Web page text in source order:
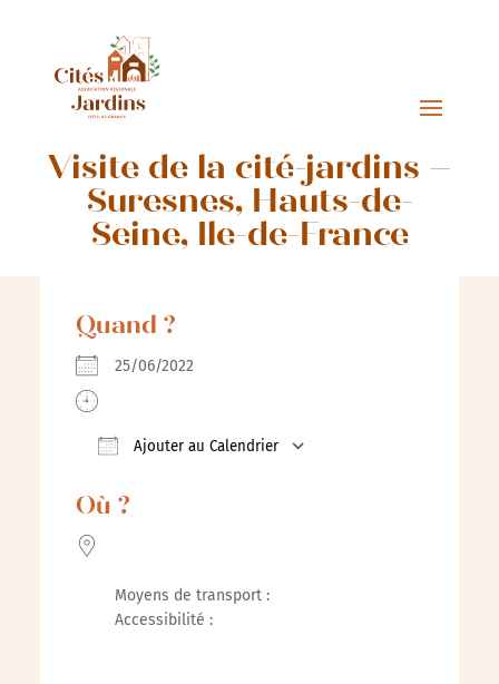
Visite de la cité-jardins –
Suresnes, Hauts-de-
Seine, Ile-de-France
Quand ?
25/06/2022
Ajouter au Calendrier
Où ?
Moyens de transport :
Accessibilité :